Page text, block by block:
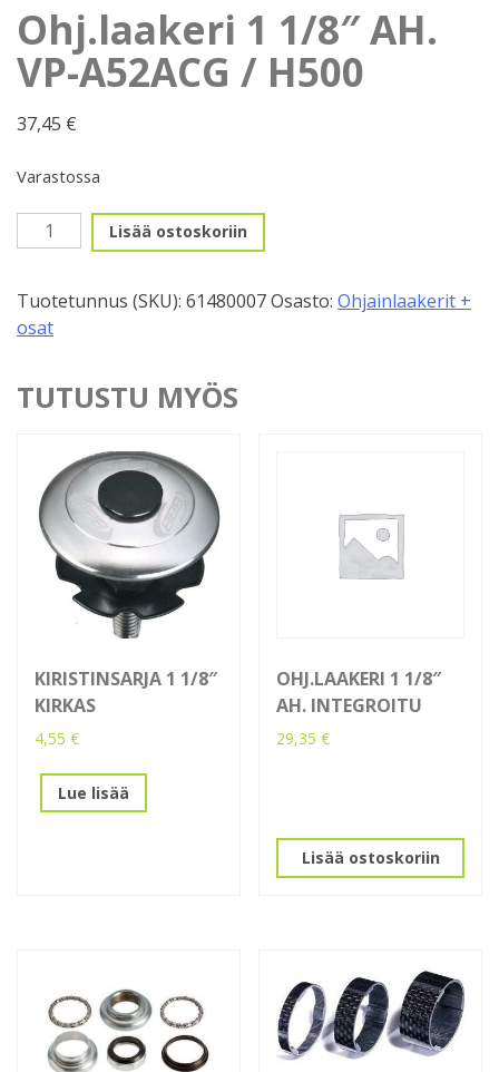
Ohj.laakeri 1 1/8″ AH.
VP-A52ACG / H500
37,45 €
Varastossa
Ohj.laakeri
1
AH.
VP-
/
H500
Lisää ostoskoriin
Tuotetunnus (SKU): 61480007Osasto: Ohjainlaakerit +
osat
TUTUSTU MYÖS
KIRISTINSARJA 1 1/8″
KIRKAS
4,55 €
Lue lisää
OHJ.LAAKERI 1 1/8″
AH. INTEGROITU
29,35€
Lisää ostoskoriin